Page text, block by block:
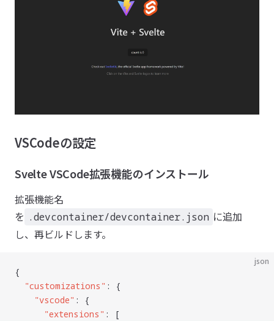
VSCodeの設定
Svelte VSCode拡張機能のインストール
拡張機能名
を .devcontainer/devcontainer.json に追加
し、再ビルドします。
json
{
  "
customizations " : {
    "
vscode" : {
      "
extensions " : [